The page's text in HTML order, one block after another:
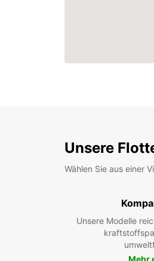
Unsere
Wählen Sie aus einer
Unsere Modelle
Mehr